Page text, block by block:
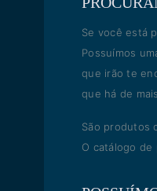
Se você está
Possuímos
que irão te
que há de
São produtos
O catálogo